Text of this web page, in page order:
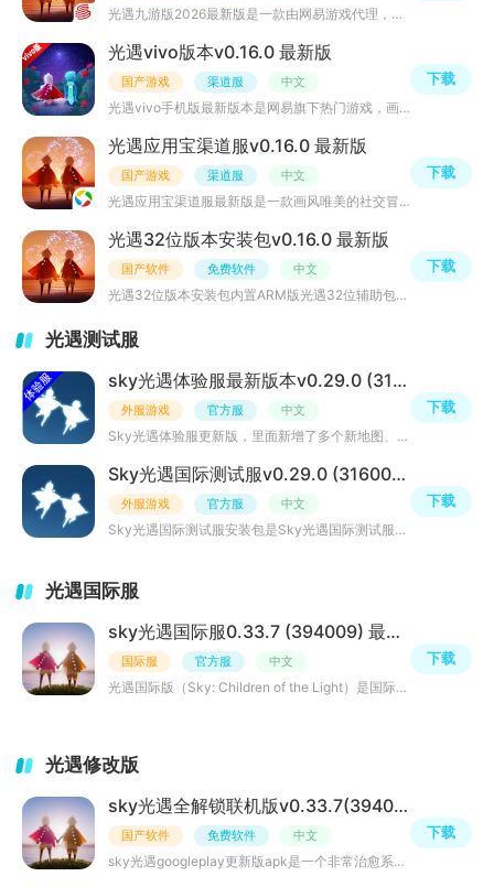
光遇九游版2026最新版是一款由网易游戏代理，基于九游平台发布的独特社交冒险类手机游戏。这款游戏由中国独
光遇vivo版本v0.16.0 最新版
国产游戏 渠道服 中文
光遇vivo手机版最新版本是网易旗下热门游戏，画质精美，温馨治愈，本次为大家介绍的是光遇vivo渠道服版本，
下载
光遇应用宝渠道服v0.16.0 最新版
国产游戏 渠道服 中文
光遇应用宝渠道服最新版是一款画风唯美的社交冒险类游戏，此版本支持QQ、微信和手机号直接登录，非常的方便
下载
光遇32位版本安装包v0.16.0 最新版
国产软件 免费软件 中文
光遇32位版本安装包内置ARM版光遇32位辅助包，它不仅仅是一款游戏，更像一个能让人静下心来感受温暖的治愈系
下载
光遇测试服
sky光遇体验服最新版本v0.29.0 (316008)最新版
外服游戏 官方服 中文
Sky光遇体验服更新版，里面新增了多个新地图、新任务和新角色，还加入了更多互动玩法，让玩家之间的社交更加
下载
Sky光遇国际测试服v0.29.0 (316008)官方版
外服游戏 官方服 中文
Sky光遇国际测试服安装包是Sky光遇国际测试服2026版，支持中文版，作为一款温暖治愈的休闲冒险手游，集社交
下载
光遇国际服
sky光遇国际服0.33.7 (394009) 最新版
国际服 官方服 中文
光遇国际版（Sky: Children of the Light）是国际服版本，支持全球玩家下载一起玩，不过想要玩这个版本的话
下载
光遇修改版
sky光遇全解锁联机版v0.33.7(394009) 最新版
国产软件 免费软件 中文
sky光遇googleplay更新版apk是一个非常治愈系的音乐冒险游戏，这次为大家带来国际服版本，为很多无法登陆谷
下载